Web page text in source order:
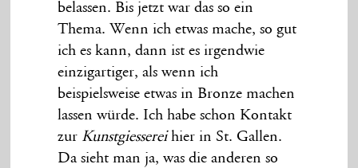
belassen. Bis jetzt war das so ein
Thema. Wenn ich etwas mache, so gut
ich es kann, dann ist es irgendwie
einzigartiger, als wenn ich
beispielsweise etwas in Bronze machen
lassen würde. Ich habe schon Kontakt
zur Kunstgiessereihier in St. Gallen.
Da sieht man ja, was die anderen so